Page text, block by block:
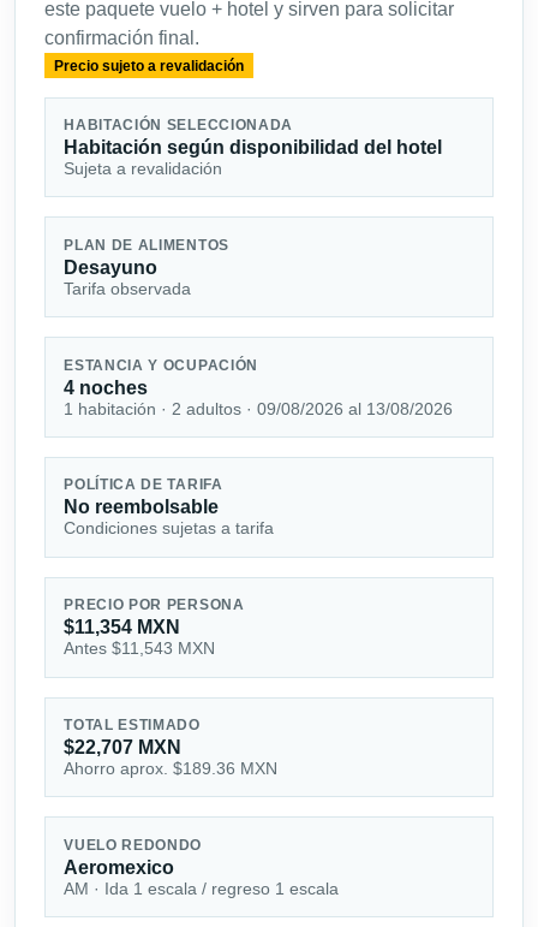
este paquete vuelo + hotel y sirven para solicitar
confirmación final.
Precio sujeto a revalidación
HABITACIÓN SELECCIONADA
Habitación según disponibilidad del hotel
Sujeta a revalidación
PLAN DE ALIMENTOS
Desayuno
Tarifa observada
ESTANCIA Y OCUPACIÓN
4 noches
1 habitación · 2 adultos · 09/08/2026 al 13/08/2026
POLÍTICA DE TARIFA
No reembolsable
Condiciones sujetas a tarifa
PRECIO POR PERSONA
$11,354 MXN
Antes $11,543 MXN
TOTAL ESTIMADO
$22,707 MXN
Ahorro aprox. $189.36 MXN
VUELO REDONDO
Aeromexico
AM · Ida 1 escala / regreso 1 escala